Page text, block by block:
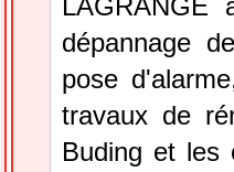
LAGRANGE
dépannage
pose
travaux de
Buding et les